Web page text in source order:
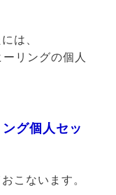
は、
リングの個人
グ個人セッ
こないます。